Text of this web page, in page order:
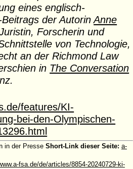
eines englisch-
der AutorinAnne
Forscherin und
von Technologie,
an der Richmond Law
in The Conversation
features/KI-
bei-den-Olympischen-
in der Presse Short-Link dieser Seite: a-
fsa.de/de/articles/8854-20240729-ki-